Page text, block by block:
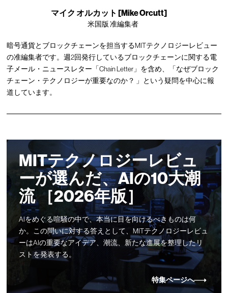
マイク オルカット [Mike Orcutt]
米国版 准編集者
暗号通貨とブロックチェーンを担当するMITテクノロジーレビュー
の准編集者です。週2回発行しているブロックチェーンに関する電
子メール・ニュースレター「Chain Letter」を含め、「なぜブロック
チェーン・テクノロジーが重要なのか？ 」という疑問を中心に報
道しています。
MITテクノロジーレビュ
ーが選んだ、AIの10大潮
流 ［2026年版］
AIをめぐる喧騒の中で、本当に目を向けるべきものは何
か。この問いに対する答えとして、MITテクノロジーレビュ
ーはAIの重要なアイデア、潮流、新たな進展を整理したリ
ストを発表する。
特集ページへ